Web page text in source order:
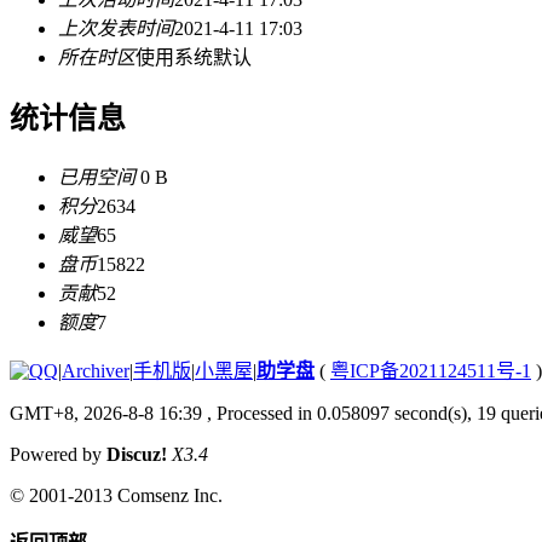
上次发表时间2021-4-11 17:03
所在时区使用系统默认
统计信息
已用空间0 B
积分2634
威望65
盘币15822
贡献52
额度7
|Archiver|手机版|小黑屋|助学盘 ( 粤ICP备2021124511号-1 )
GMT+8, 2026-8-8 16:39 , Processed in 0.058097 second(s), 19
Powered by Discuz! X3.4
© 2001-2013 Comsenz Inc.